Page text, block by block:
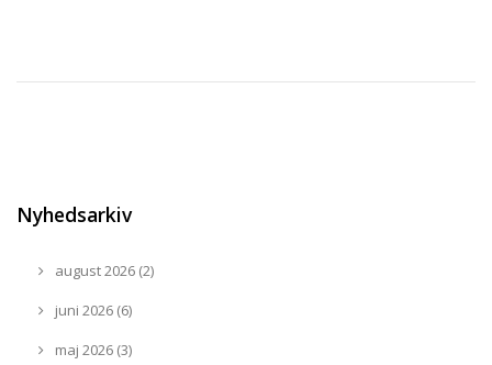
Nyhedsarkiv
august 2026 (2)
juni 2026 (6)
maj 2026 (3)